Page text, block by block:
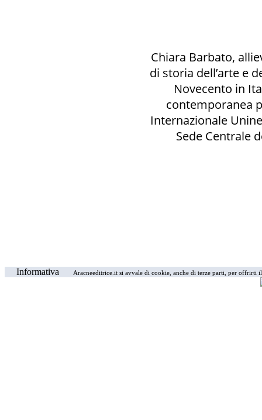
Chiara Barbato,
di storia dell’arte e
Novecento in
contemporanea
Internazionale
Sede Centrale
Informativa Aracneeditrice.it si avvale di cookie, anche di terze parti, per